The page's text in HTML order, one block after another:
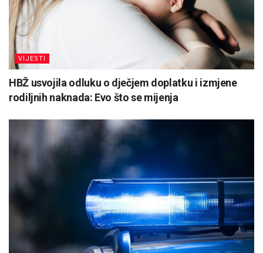
VIJESTI
HBŽ usvojila odluku o dječjem doplatku i izmjene
rodiljnih naknada: Evo što se mijenja